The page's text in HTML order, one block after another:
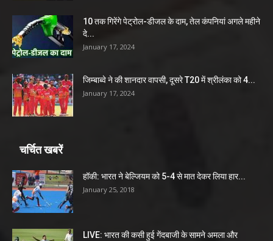
10 तक गिरेंगे पेट्रोल-डीजल के दाम, तेल कंपनियां अगले महीने
दे...
January 17, 2024
जिम्बाब्वे ने की शानदार वापसी, दूसरे T20 में श्रीलंका को 4...
January 17, 2024
चर्चित खबरें
हॉकी: भारत ने बेल्जियम को 5-4 से मात देकर लिया हार...
January 25, 2018
LIVE: भारत की कसी हुई गेंदबाजी के सामने अमला और